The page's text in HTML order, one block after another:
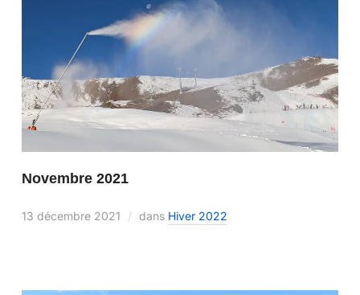
Novembre 2021
13 décembre 2021 dans Hiver 2022